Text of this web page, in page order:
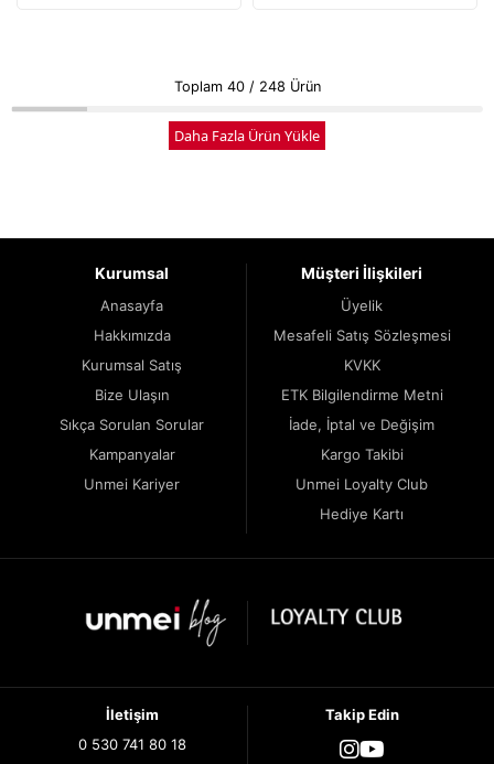
Toplam 40/ 248 Ürün
Daha Fazla Ürün Yükle
Kurumsal
Anasayfa
Hakkımızda
Kurumsal Satış
Bize Ulaşın
Sıkça Sorulan Sorular
Kampanyalar
Unmei Kariyer
Müşteri İlişkileri
Üyelik
Mesafeli Satış Sözleşmesi
KVKK
ETK Bilgilendirme Metni
İade, İptal ve Değişim
Kargo Takibi
Unmei Loyalty Club
Hediye Kartı
İletişim
0 530 741 80 18
Takip Edin